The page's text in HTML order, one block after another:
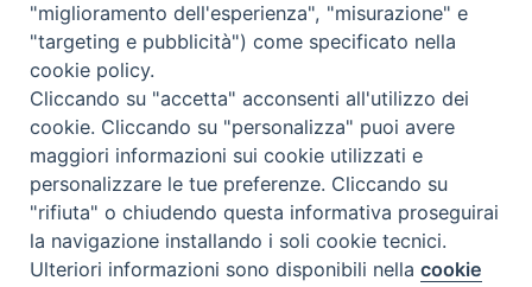
WebMail
Copyright © Arcidiocesi di Brindisi – Ostuni
Preferenze Cookie
"miglioramento dell'esperienza", "misurazione" e
"targeting e pubblicità") come specificato nella
cookie policy.
Cliccando su "accetta" acconsenti all'utilizzo dei
cookie. Cliccando su "personalizza" puoi avere
maggiori informazioni sui cookie utilizzati e
personalizzare le tue preferenze. Cliccando su
"rifiuta" o chiudendo questa informativa proseguirai
la navigazione installando i soli cookie tecnici.
Ulteriori informazioni sono disponibili nellacookie